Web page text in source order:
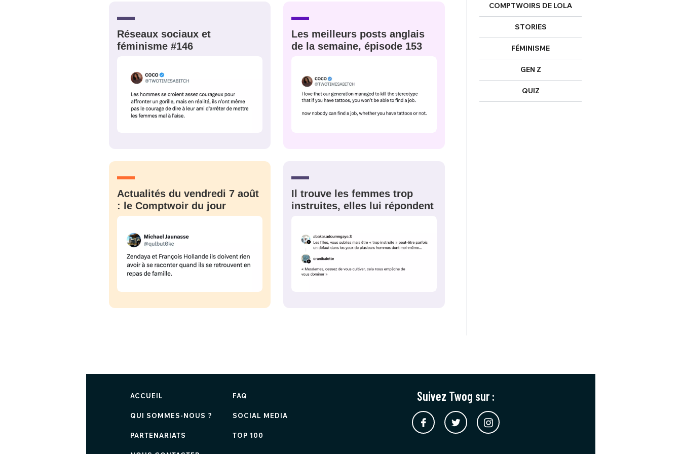
Réseaux sociaux et
féminisme #146
Les meilleurs posts anglais
de la semaine, épisode 153
Actualités du vendredi 7 août
: le Comptwoir du jour
Il trouve les femmes trop
instruites, elles lui répondent
COMPTWOIRS DE LOLA
STORIES
FÉMINISME
GEN Z
QUIZ
ACCUEIL
QUI SOMMES-NOUS ?
PARTENARIATS
FAQ
SOCIAL MEDIA
TOP 100
Suivez Twog sur :
PASSWORD*
JE M'INSCRIS
CONNEXION
tweets
sélection
ME CONNECTER
Un Thread
C'EST PARTI